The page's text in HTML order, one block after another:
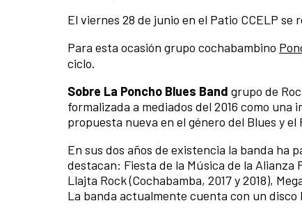
El viernes 28 de junio en el Patio CCELP
Para esta ocasión grupo cochabambino
ciclo.
Sobre La Poncho Blues Band grupo de
formalizada a mediados del 2016 como
propuesta nueva en el género del Blues y el
En sus dos años de existencia la banda ha
destacan: Fiesta de la Música de la Alianza
Llajta Rock (Cochabamba, 2017 y 2018),
La banda actualmente cuenta con un disco